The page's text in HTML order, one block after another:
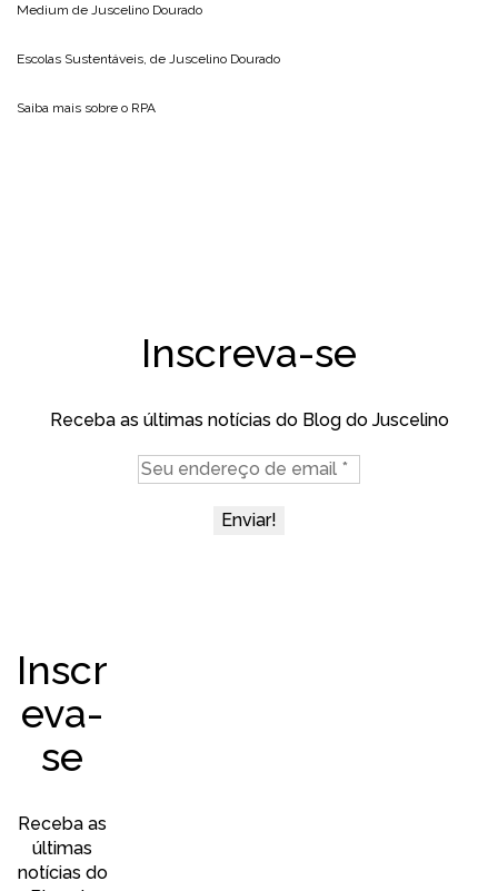
Medium de Juscelino Dourado
Escolas Sustentáveis, de Juscelino Dourado
Saiba mais sobre o RPA
Inscreva-se
Receba as últimas notícias do Blog do Juscelino
Inscr
eva-
se
Receba as
últimas
notícias do